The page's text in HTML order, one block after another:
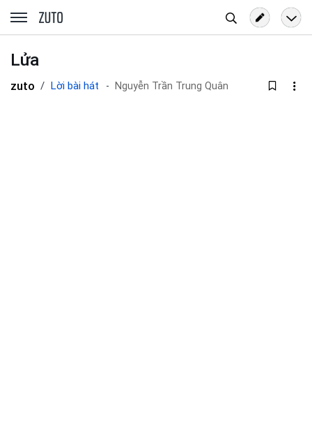
zuto.vn
kiếm
Lửa
zuto Lời bài hát Nguyễn Trần Trung Quân